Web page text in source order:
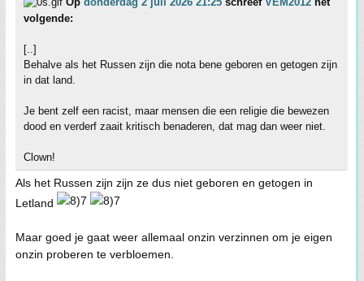
volgende:
[..]
Behalve als het Russen zijn die nota bene geboren en getogen zijn
in dat land.
Je bent zelf een racist, maar mensen die een religie die bewezen
dood en verderf zaait kritisch benaderen, dat mag dan weer niet.
Clown!
Als het Russen zijn zijn ze dus niet geboren en getogen in
Letland
Maar goed je gaat weer allemaal onzin verzinnen om je eigen
onzin proberen te verbloemen.